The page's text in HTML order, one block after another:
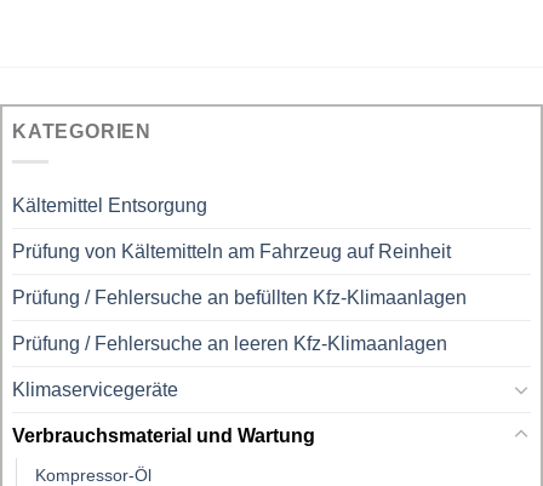
KATEGORIEN
Kältemittel Entsorgung
Prüfung von Kältemitteln am Fahrzeug auf Reinheit
Prüfung / Fehlersuche an befüllten Kfz-Klimaanlagen
Prüfung / Fehlersuche an leeren Kfz-Klimaanlagen
Klimaservicegeräte
Verbrauchsmaterial und Wartung
Kompressor-Öl